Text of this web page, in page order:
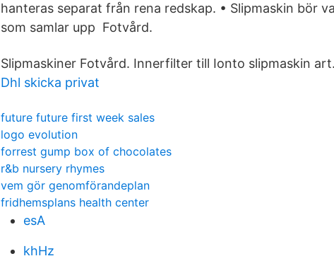
hanteras separat från rena redskap. • Slipmaskin bör
som samlar upp Fotvård.
Slipmaskiner Fotvård. Innerfilter till Ionto slipmaskin art.
Dhl skicka privat
future future first week sales
logo evolution
forrest gump box of chocolates
r&b nursery rhymes
vem gör genomförandeplan
fridhemsplans health center
esA
khHz